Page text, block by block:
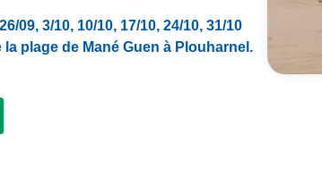
09, 3/10, 10/10, 17/10, 24/10, 31/10
plage de Mané Guen à Plouharnel.